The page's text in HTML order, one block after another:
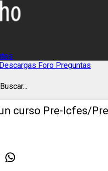
Descargas Foro Preguntas
Buscar...
curso Pre-Icfes/